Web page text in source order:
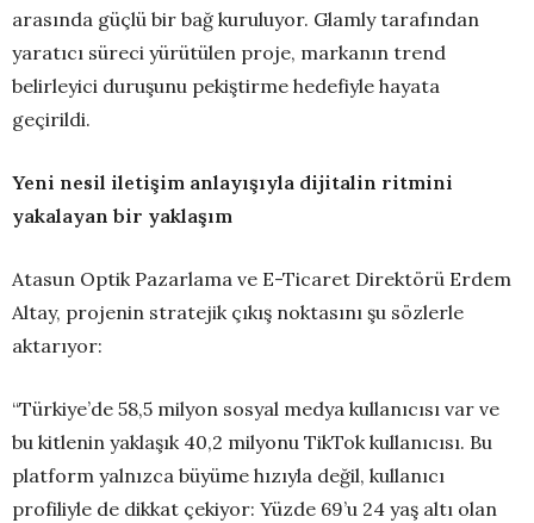
arasında güçlü bir bağ kuruluyor. Glamly tarafından
yaratıcı süreci yürütülen proje, markanın trend
belirleyici duruşunu pekiştirme hedefiyle hayata
geçirildi.
Yeni nesil iletişim anlayışıyla dijitalin ritmini
yakalayan bir yaklaşım
Atasun Optik Pazarlama ve E-Ticaret Direktörü Erdem
Altay, projenin stratejik çıkış noktasını şu sözlerle
aktarıyor:
“Türkiye’de 58,5 milyon sosyal medya kullanıcısı var ve
bu kitlenin yaklaşık 40,2 milyonu TikTok kullanıcısı. Bu
platform yalnızca büyüme hızıyla değil, kullanıcı
profiliyle de dikkat çekiyor: Yüzde 69’u 24 yaş altı olan